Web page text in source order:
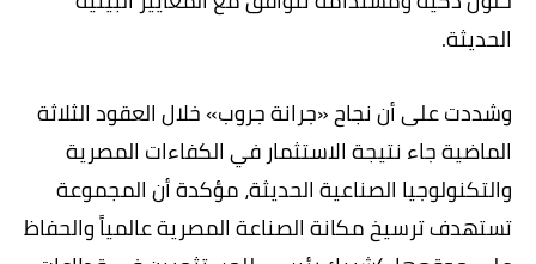
الحديثة.
وشددت على أن نجاح «جرانة جروب» خلال العقود الثلاثة
الماضية جاء نتيجة الاستثمار في الكفاءات المصرية
والتكنولوجيا الصناعية الحديثة، مؤكدة أن المجموعة
تستهدف ترسيخ مكانة الصناعة المصرية عالمياً والحفاظ